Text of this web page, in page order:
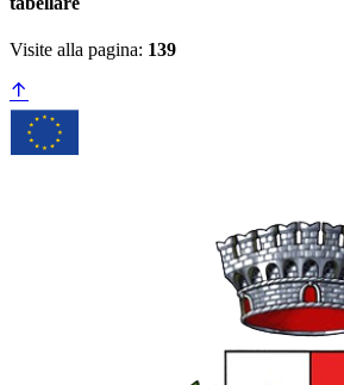
Visite alla pagina: 139